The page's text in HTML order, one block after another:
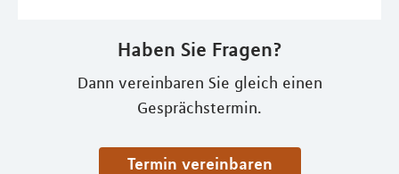
Haben Sie Fragen?
Dann vereinbaren Sie gleich einen
Gesprächstermin.
Termin vereinbaren